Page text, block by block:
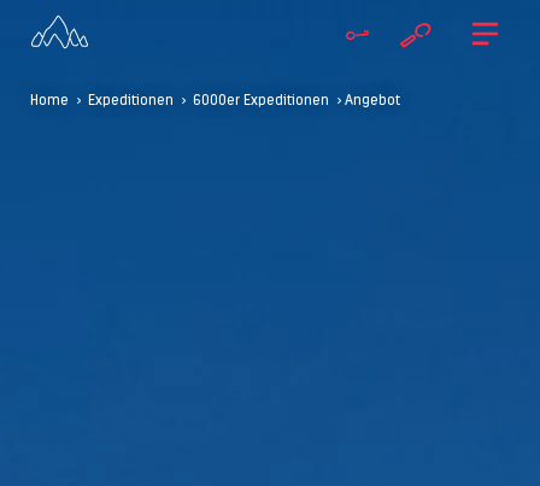
Home > Expeditionen > 6000er Expeditionen > Angebot